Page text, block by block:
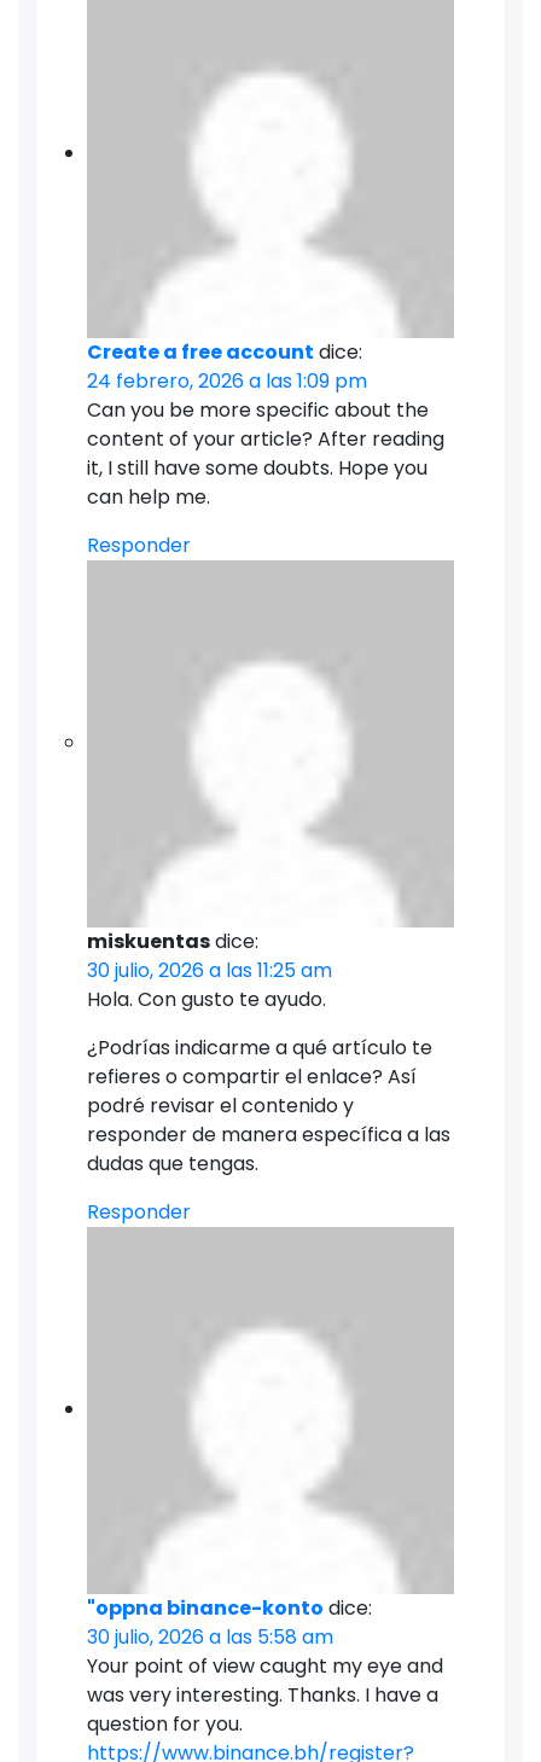
Create a free account dice:
24 febrero, 2026 a las 1:09 pm
Can you be more specific about the
content of your article? After reading
it, I still have some doubts. Hope you
can help me.
Responder
miskuentasdice:
30 julio, 2026 a las 11:25 am
Hola. Con gusto te ayudo.
¿Podrías indicarme a qué artículo te
refieres o compartir el enlace? Así
podré revisar el contenido y
responder de manera específica a las
dudas que tengas.
Responder
"oppna binance-konto dice:
30 julio, 2026 a las 5:58 am
Your point of view caught my eye and
was very interesting. Thanks. I have a
question for you.
https://www.binance.bh/register?